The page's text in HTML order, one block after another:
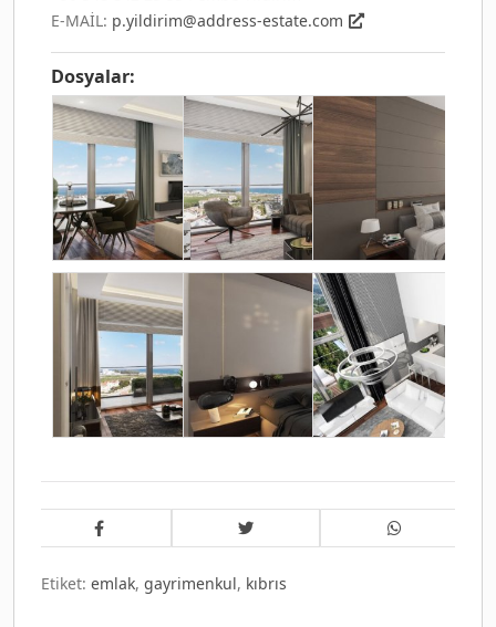
E-MAİL: p.yildirim@address-estate.com
Dosyalar:
Etiket: emlak, gayrimenkul, kıbrıs